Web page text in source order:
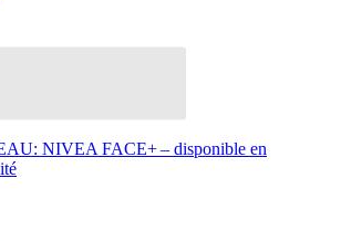
NIVEA FACE+ – disponible en